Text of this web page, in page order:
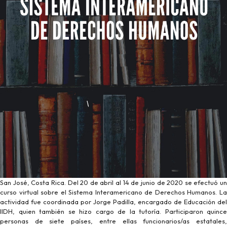
San José, Costa Rica. Del 20 de abril al 14 de junio de 2020 se efectuó un
curso virtual sobre el Sistema Interamericano de Derechos Humanos. La
actividad fue coordinada por Jorge Padilla, encargado de Educación del
IIDH, quien también se hizo cargo de la tutoría. Participaron quince
personas de siete países, entre ellas funcionarios/as estatales,